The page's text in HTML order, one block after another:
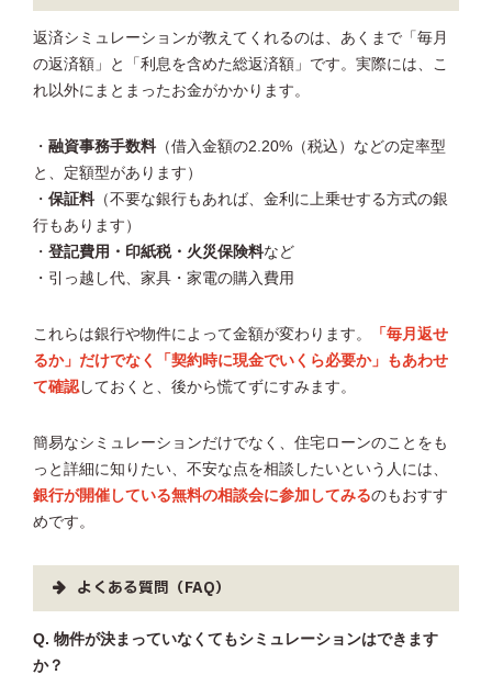
返済シミュレーションが教えてくれるのは、あくまで「毎月
の返済額」と「利息を含めた総返済額」です。実際には、こ
れ以外にまとまったお金がかかります。
・ 融資事務手数料（借入金額の2.20%（税込）などの定率型
と、定額型があります）
・ 保証料（不要な銀行もあれば、金利に上乗せする方式の銀
行もあります）
・ 登記費用・印紙税・火災保険料など
・引っ越し代、家具・家電の購入費用
これらは銀行や物件によって金額が変わります。
「毎月返せ
るか」だけでなく「契約時に現金でいくら必要か」もあわせ
て確認しておくと、後から慌てずにすみます。
簡易なシミュレーションだけでなく、住宅ローンのことをも
っと詳細に知りたい、不安な点を相談したいという人には、
銀行が開催している無料の相談会に参加してみるのもおすす
めです。
よくある質問（FAQ）
Q. 物件が決まっていなくてもシミュレーションはできます
か？